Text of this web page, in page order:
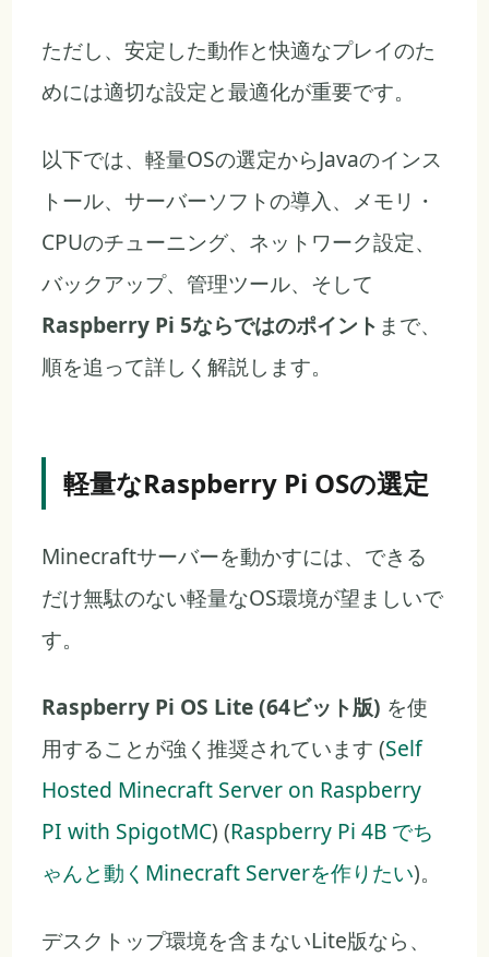
ただし、安定した動作と快適なプレイのた
めには適切な設定と最適化が重要です。
以下では、軽量OSの選定からJavaのインス
トール、サーバーソフトの導入、メモリ・
CPUのチューニング、ネットワーク設定、
バックアップ、管理ツール、そして
Raspberry Pi 5ならではのポイント まで、
順を追って詳しく解説します。
軽量なRaspberry Pi OSの選定
Minecraftサーバーを動かすには、できる
だけ無駄のない軽量なOS環境が望ましいで
す。
Raspberry Pi OS Lite (64ビット版) を使
用することが強く推奨されています (Self
Hosted Minecraft Server on Raspberry
PI with SpigotMC) (Raspberry Pi 4B でち
ゃんと動くMinecraft Serverを作りたい)。
デスクトップ環境を含まないLite版なら、